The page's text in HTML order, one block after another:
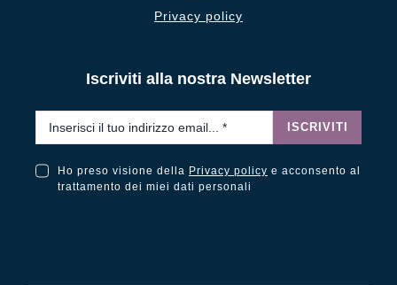
Privacy policy
Iscriviti alla nostra Newsletter
ISCRIVITI
Ho preso visione della Privacy policy e acconsento al
trattamento dei miei dati personali